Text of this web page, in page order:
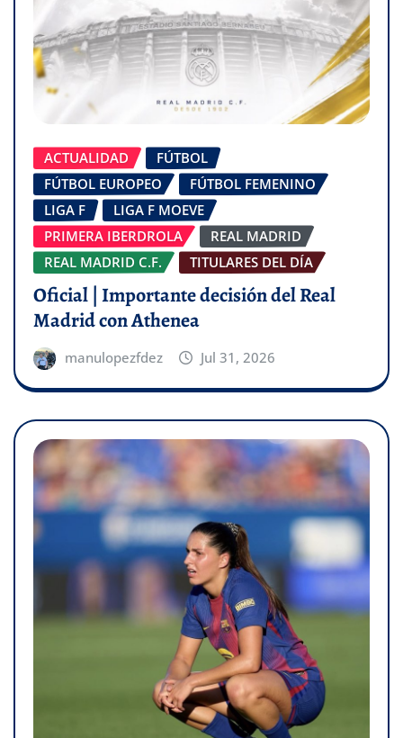
ACTUALIDAD
FÚTBOL
FÚTBOL EUROPEO
FÚTBOL FEMENINO
LIGA F
LIGA F MOEVE
PRIMERA IBERDROLA
REAL MADRID
REAL MADRID C.F.
TITULARES DEL DÍA
Oficial | Importante decisión del Real
Madrid con Athenea
manulopezfdez Jul 31, 2026